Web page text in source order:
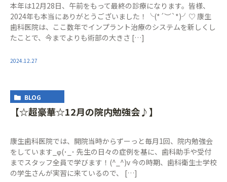
本年は12月28日、午前をもって最終の診療になります。皆様、
2024年も本当にありがとうございました！╰(*´︶`*)╯♡ 康生
歯科医院は、ここ数年でインプラント治療のシステムを新しくし
たことで、今までよりも術部の大きさ […]
2024.12.27
BLOG
【☆超豪華☆12月の院内勉強会♪】
康生歯科医院では、開院当時からずーっと毎月1回、院内勉強会
をしています_φ(･_･ 先生の日々の症例を基に、歯科助手や受付
までスタッフ全員で学びます！(^_^)v 今の時期、歯科衛生士学校
の学生さんが実習に来ているので、 […]